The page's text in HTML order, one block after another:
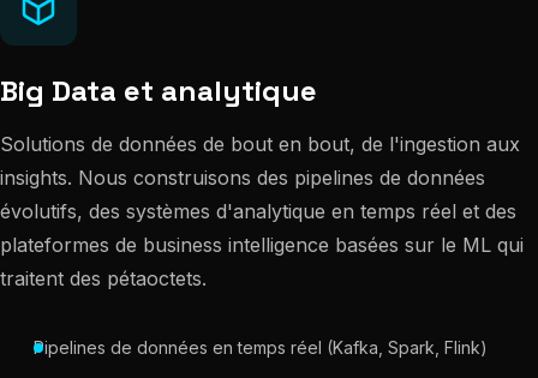
Big Data et analytique
Solutions de données de bout en bout, de l'ingestion aux
insights. Nous construisons des pipelines de données
évolutifs, des systèmes d'analytique en temps réel et des
plateformes de business intelligence basées sur le ML qui
traitent des pétaoctets.
Pipelines de données en temps réel (Kafka, Spark, Flink)